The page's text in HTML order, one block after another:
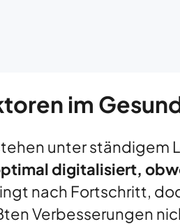
im
unter ständigem
digitalisiert,
nach Fortschritt,
Verbesserungen